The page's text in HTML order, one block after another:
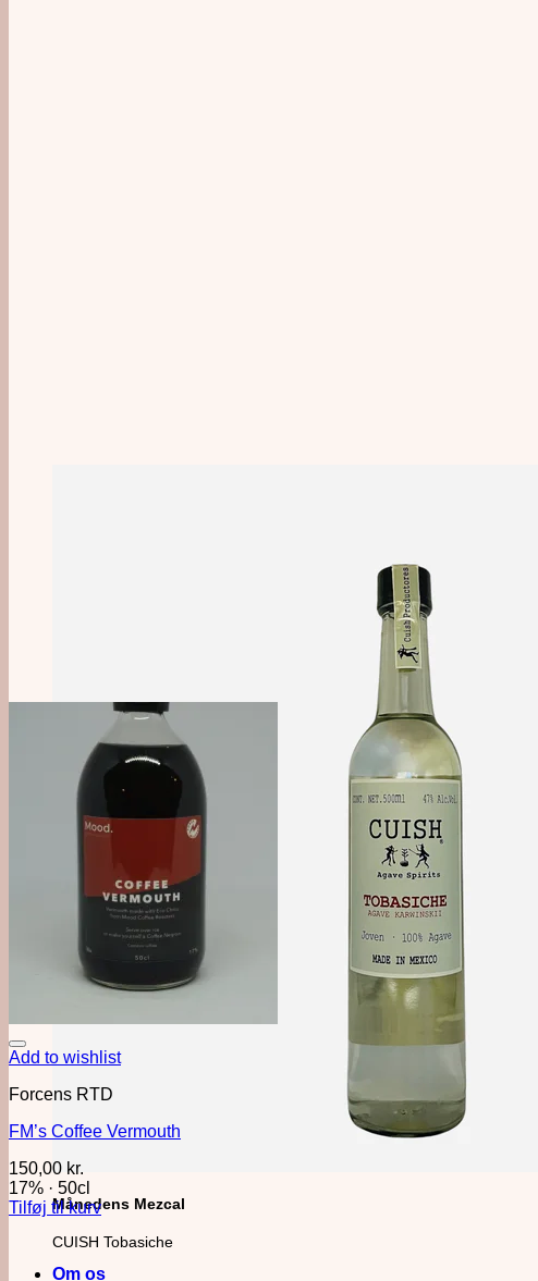
Månedens Mezcal
CUISH Tobasiche
Om os
Add to wishlist
Forcens RTD
FM’s Coffee Vermouth
150,00 kr.
17% · 50cl
Tilføj til kurv